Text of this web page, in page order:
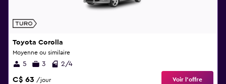
Toyota Corolla
Moyenne ou similaire
5 3 2/4
C$ 63 /jour Voir l’offre